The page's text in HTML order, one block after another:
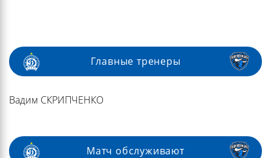
Главные тренеры
Вадим СКРИПЧЕНКО
Матч обслуживают